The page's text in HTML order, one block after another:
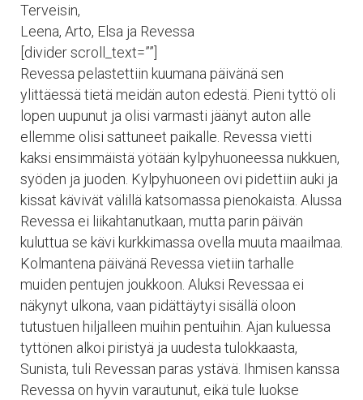
Terveisin,
Leena, Arto, Elsa ja Revessa
[divider scroll_text=””]
Revessa pelastettiin kuumana päivänä sen
ylittäessä tietä meidän auton edestä. Pieni tyttö oli
lopen uupunut ja olisi varmasti jäänyt auton alle
ellemme olisi sattuneet paikalle. Revessa vietti
kaksi ensimmäistä yötään kylpyhuoneessa nukkuen,
syöden ja juoden. Kylpyhuoneen ovi pidettiin auki ja
kissat kävivät välillä katsomassa pienokaista. Alussa
Revessa ei liikahtanutkaan, mutta parin päivän
kuluttua se kävi kurkkimassa ovella muuta maailmaa.
Kolmantena päivänä Revessa vietiin tarhalle
muiden pentujen joukkoon. Aluksi Revessaa ei
näkynyt ulkona, vaan pidättäytyi sisällä oloon
tutustuen hiljalleen muihin pentuihin. Ajan kuluessa
tyttönen alkoi piristyä ja uudesta tulokkaasta,
Sunista, tuli Revessan paras ystävä. Ihmisen kanssa
Revessa on hyvin varautunut, eikä tule luokse